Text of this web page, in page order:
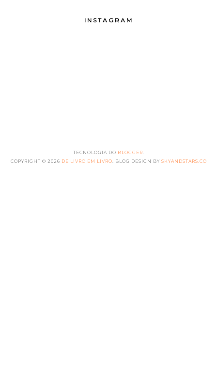
INSTAGRAM
TECNOLOGIA DO BLOGGER
COPYRIGHT © 2026 DE LIVRO EM LIVRO . BLOG DESIGN BY SKYANDSTARS.CO